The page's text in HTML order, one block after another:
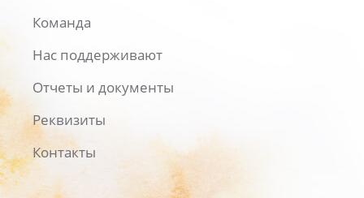
Команда
Нас поддерживают
Отчеты и документы
Реквизиты
Контакты